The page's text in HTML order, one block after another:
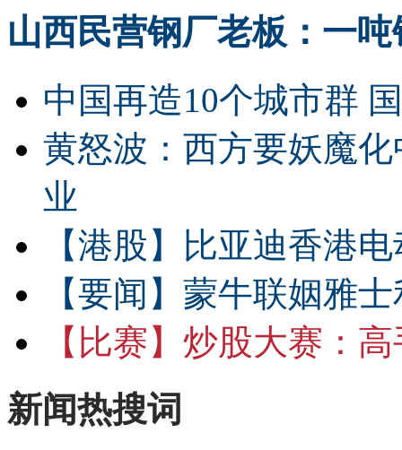
山西民营钢厂老板：一
中国再造10个城市群
黄怒波：西方要妖魔
业
【港股】
比亚迪香港
【要闻】 蒙牛联姻雅
【比赛】 炒股大赛：高
新闻热搜词